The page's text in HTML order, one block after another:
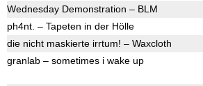
Wednesday Demonstration – BLM
ph4nt. – Tapeten in der Hölle
die nicht maskierte irrtum! – Waxcloth
granlab – sometimes i wake up